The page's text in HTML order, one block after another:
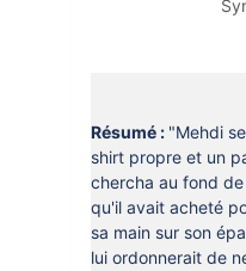
MAO -
ORDINATEUR
PORTAGE À
BOÎTES DE
MON COMPTE
POUR LES PROS
Résumé : "Mehdi
shirt propre et un
chercha au fond
qu'il avait acheté
sa main sur son
lui ordonnerait de